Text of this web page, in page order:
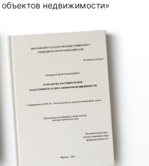
объектов недвижимости»